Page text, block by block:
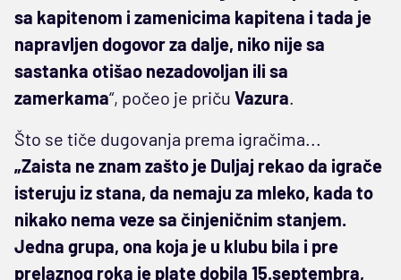
sa kapitenom i zamenicima kapitena i tada je
napravljen dogovor za dalje, niko nije sa
sastanka otišao nezadovoljan ili sa
zamerkama“, počeo je priču Vazura.
Što se tiče dugovanja prema igračima...
„Zaista ne znam zašto je Duljaj rekao da igrače
isteruju iz stana, da nemaju za mleko, kada to
nikako nema veze sa činjeničnim stanjem.
Jedna grupa, ona koja je u klubu bila i pre
prelaznog roka je plate dobila 15.septembra,